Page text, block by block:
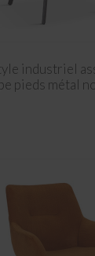
industriel
pieds métal